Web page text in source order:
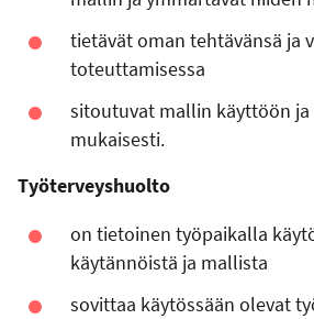
tietävät oman tehtävänsä ja
toteuttamisessa
sitoutuvat mallin käyttöön ja
mukaisesti.
Työterveyshuolto
on tietoinen työpaikalla
käytännöistä ja mallista
sovittaa käytössään olevat